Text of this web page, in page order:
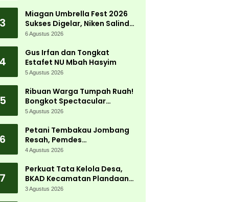
Potensi Desa
3
Miagan Umbrella Fest 2026
Sukses Digelar, Niken Salindry
Jadi Magnet Ribuan
6 Agustus 2026
4
Gus Irfan dan Tongkat
Estafet NU Mbah Hasyim
5 Agustus 2026
5
Ribuan Warga Tumpah Ruah!
Bongkot Spectacular
Carnival 2026 Jadi Pesta
Peterongan
5 Agustus 2026
6
Petani Tembakau Jombang
Resah, Pemdes
Tanjungwadung dan Disperta
4 Agustus 2026
7
Perkuat Tata Kelola Desa,
BKAD Kecamatan Plandaan
Gelar Pelatihan Aparatur
3 Agustus 2026